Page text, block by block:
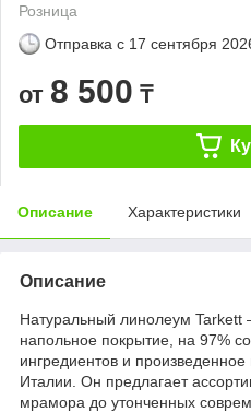
Розница
Отправка с 17 сентября
от 8 500 ₸
Описание Характеристики
Описание
Натуральный линолеум Tarkett
напольное покрытие, на 97%
ингредиентов и
Италии. Он предлагает
мрамора до утонченных